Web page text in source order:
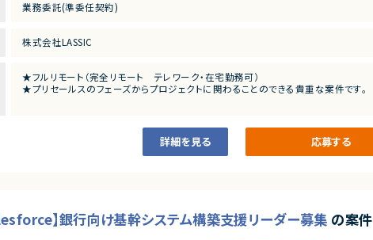
業務委託(準委任契約)
株式会社LASSIC
★フルリモート（完全リモート テレワーク・在宅勤務可）
★プリセールスのフェーズからプロジェクトに関わることのできる貴重な案件です。
詳細を見る 応募する
】銀行向け基幹システム構築支援リーダー募集 の案件